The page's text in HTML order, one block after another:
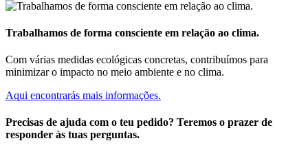
Trabalhamos de forma consciente em relação ao clima.
Com várias medidas ecológicas concretas, contribuímos para
minimizar o impacto no meio ambiente e no clima.
Aqui encontrarás mais informações.
Precisas de ajuda com o teu pedido? Teremos o prazer de
responder às tuas perguntas.